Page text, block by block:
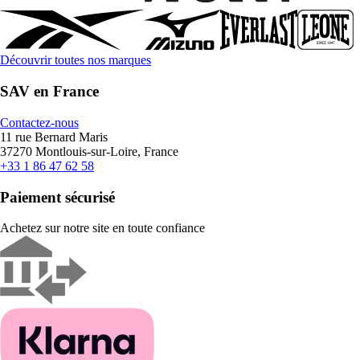
Découvrir toutes nos marques
SAV en France
Contactez-nous
11 rue Bernard Maris
37270 Montlouis-sur-Loire, France
+33 1 86 47 62 58
Paiement sécurisé
Achetez sur notre site en toute confiance